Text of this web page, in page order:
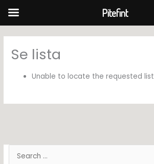
innehållSe lista
Unable to locate the requested list
Pitefint